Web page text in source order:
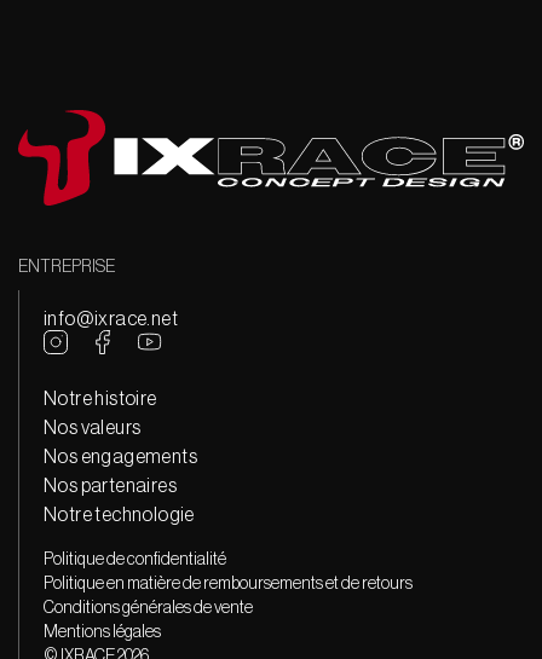
ENTREPRISE
info@ixrace.net
Notre histoire
Nos valeurs
Nos engagements
Nos partenaires
Notre technologie
Politique de confidentialité
Politique en matière de remboursements et de retours
Conditions générales de vente
Mentions légales